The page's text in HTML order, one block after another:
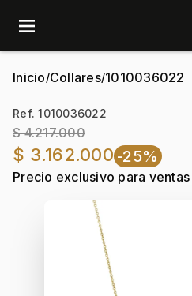
menu
Inicio/Collares/1010036022
Ref. 1010036022
$ 4.217.000
$ 3.162.000 -25%
Precio exclusivo para